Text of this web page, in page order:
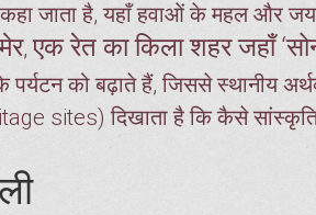
कहा जाता है, यहाँ हवाओं के महल और
,एक रेत का किला शहर जहाँ
पर्यटन को बढ़ाते हैं, जिससे स्थानीय
sites) दिखाता है कि कैसे